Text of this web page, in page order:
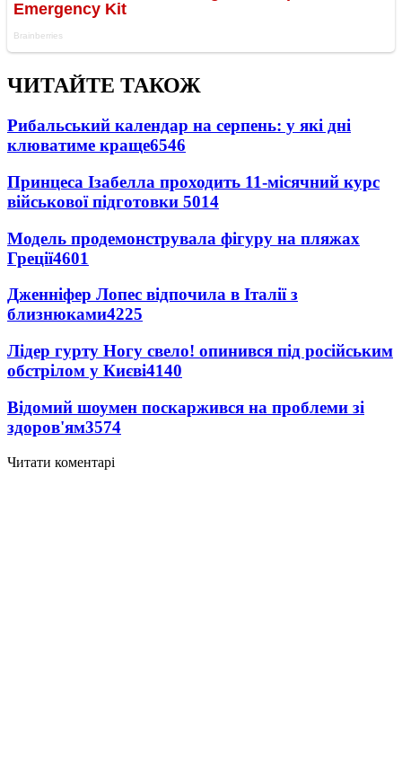
ЧИТАЙТЕ ТАКОЖ
Рибальський календар на серпень: у які дні
клюватиме краще6546
Принцеса Ізабелла проходить 11-місячний курс
військової підготовки 5014
Модель продемонструвала фігуру на пляжах
Греції4601
Дженніфер Лопес відпочила в Італії з
близнюками4225
Лідер гурту Ногу свело! опинився під російським
обстрілом у Києві4140
Відомий шоумен поскаржився на проблеми зі
здоров'ям3574
Читати коментарі